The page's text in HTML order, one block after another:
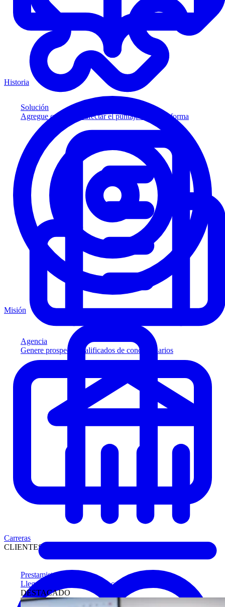
Solución
Agregue crédito sin afectar el puntaje a su plataforma
Agencia
Genere prospectos calificados de concesionarios
Prestamistas
Llegue antes a compradores calificados
DESTACADO
Historia
Misión
Carreras
CLIENTES